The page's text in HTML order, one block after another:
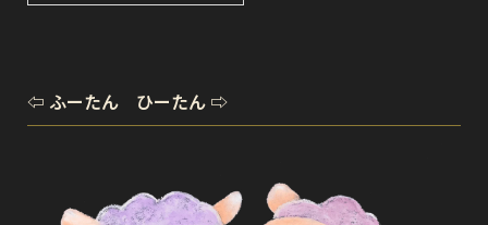
⇦ ふーたん ひーたん ⇨